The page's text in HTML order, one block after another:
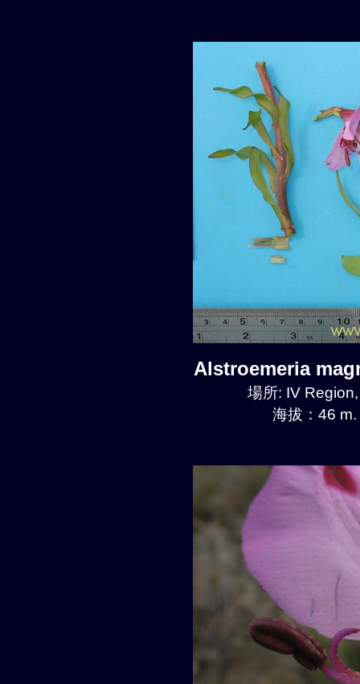
Alstroemeria
場所: IV
海拔：46